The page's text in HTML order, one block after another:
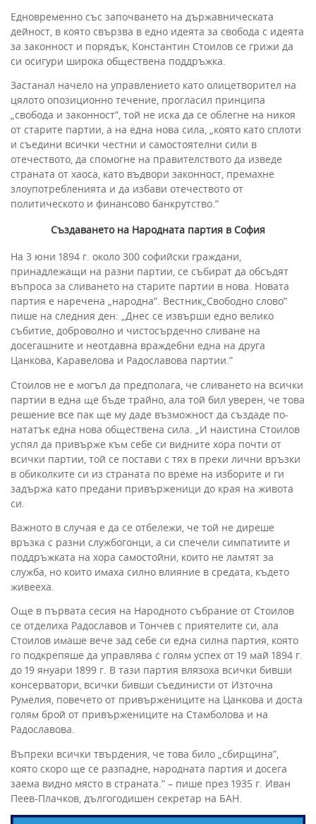
Едновременно със започването на държавническата
дейност, в която свързва в едно идеята за свобода с идеята
за законност и порядък, Константин Стоилов се грижи да
си осигури широка обществена поддръжка.
Застанал начело на управлението като олицетворител на
цялото опозиционно течение, прогласил принципа
„свобода и законност”, той не иска да се облегне на никоя
от старите партии, а на една нова сила, „която като сплоти
и съедини всички честни и самостоятелни сили в
отечеството, да спомогне на правителството да изведе
страната от хаоса, като въдвори законност, премахне
злоупотребленията и да избави отечеството от
политическото и финансово банкрутство.”
Създаването на Народната партия в София
На 3 юни 1894 г. около 300 софийски граждани,
принадлежащи на разни партии, се събират да обсъдят
въпроса за сливането на старите партии в нова. Новата
партия е наречена „народна”. Вестник„Свободно слово”
пише на следния ден: „Днес се извърши едно велико
събитие, доброволно и чистосърдечно сливане на
досегашните и неотдавна враждебни една на друга
Цанкова, Каравелова и Радославова партии.”
Стоилов не е могъл да предполага, че сливането на всички
партии в една ще бъде трайно, ала той бил уверен, че това
решение все пак ще му даде възможност да създаде по-
нататък една нова обществена сила. „И наистина Стоилов
успял да привърже към себе си видните хора почти от
всички партии, той се постави с тях в преки лични връзки
в обиколките си из страната по време на изборите и ги
задържа като предани привърженици до края на живота
си.
Важното в случая е да се отбележи, че той не диреше
връзка с разни службогонци, а си спечели симпатиите и
поддръжката на хора самостойни, които не ламтят за
служба, но които имаха силно влияние в средата, където
живееха.
Още в първата сесия на Народното събрание от Стоилов
се отделиха Радославов и Тончев с приятелите си, ала
Стоилов имаше вече зад себе си една силна партия, която
го подкрепяше да управлява с голям успех от 19 май 1894 г.
до 19 януари 1899 г. В тази партия влязоха всички бивши
консерватори, всички бивши съединисти от Източна
Румелия, повечето от привържениците на Цанкова и доста
голям брой от привържениците на Стамболова и на
Радославова.
Въпреки всички твърдения, че това било „сбирщина”,
която скоро ще се разпадне, народната партия и досега
заема видно място в страната.” – пише през 1935 г. Иван
Пеев-Плачков, дългогодишен секретар на БАН.